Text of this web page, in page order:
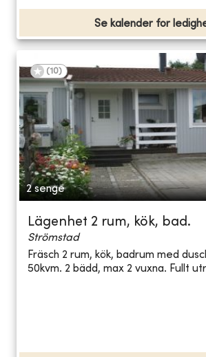
Se kalender for
(10)
2 senge
Lägenhet 2 rum, kök, bad.
Strömstad
Fräsch 2 rum, kök, badrum med
50kvm. 2 bädd, max 2 vuxna. Fullt